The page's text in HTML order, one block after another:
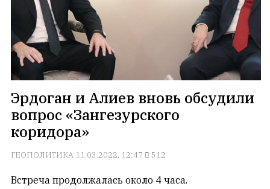
Эрдоган и Алиев вновь обсудили
вопрос «Зангезурского
коридора»
ГЕОПОЛИТИКА 11.03.2022, 12:47 512
Встреча продолжалась около 4 часа.